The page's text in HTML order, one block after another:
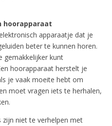
hoorapparaat
apparaatje dat je
beter te kunnen horen.
gemakkelijker kunt
hoorapparaat herstelt je
je vaak moeite hebt om
moet vragen iets te herhalen,
zijn niet te verhelpen met